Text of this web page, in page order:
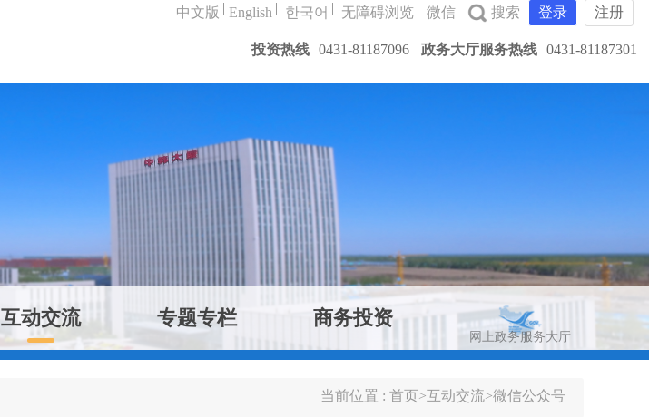
中文版 English 한국어 无障碍浏览 微信 登录 注册
投资热线 0431-81187096 政务大厅服务热线 0431-81187301
互动交流 专题专栏 商务投资
网上政务服务大厅
当前位置 : 首页>互动交流>微信公众号